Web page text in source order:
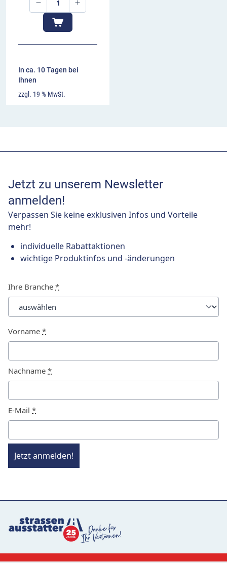
In ca. 10 Tagen bei
Ihnen
zzgl. 19 % MwSt.
Jetzt zu unserem Newsletter
anmelden!
Verpassen Sie keine exklusiven Infos und Vorteile
mehr!
individuelle Rabattaktionen
wichtige Produktinfos und -änderungen
Ihre Branche *
Vorname *
Nachname *
E-Mail *
Jetzt anmelden!